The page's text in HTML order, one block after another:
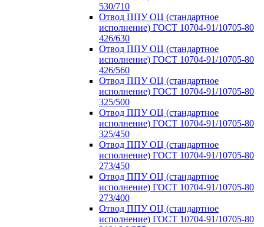
530/710
Отвод ППУ ОЦ (стандартное
исполнение) ГОСТ 10704-91/10705-80
426/630
Отвод ППУ ОЦ (стандартное
исполнение) ГОСТ 10704-91/10705-80
426/560
Отвод ППУ ОЦ (стандартное
исполнение) ГОСТ 10704-91/10705-80
325/500
Отвод ППУ ОЦ (стандартное
исполнение) ГОСТ 10704-91/10705-80
325/450
Отвод ППУ ОЦ (стандартное
исполнение) ГОСТ 10704-91/10705-80
273/450
Отвод ППУ ОЦ (стандартное
исполнение) ГОСТ 10704-91/10705-80
273/400
Отвод ППУ ОЦ (стандартное
исполнение) ГОСТ 10704-91/10705-80